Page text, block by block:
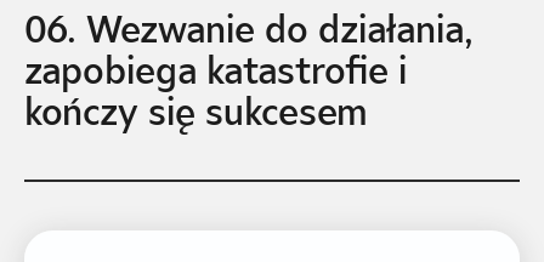
06. Wezwanie do działania,
zapobiega katastrofie i
kończy się sukcesem